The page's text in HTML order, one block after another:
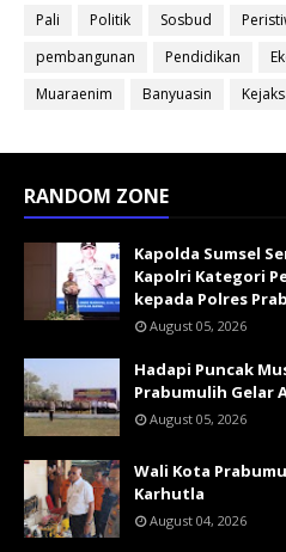
Pali
Politik Sosbud
pembangunan
Pendidikan
Muaraenim
Banyuasin
RANDOM ZONE
Kapolda Sumsel
Kapolri Kategori
kepada Polres
August 05, 2026
Hadapi Puncak
Prabumulih Gelar
August 05, 2026
Wali Kota
Karhutla
August 04, 2026